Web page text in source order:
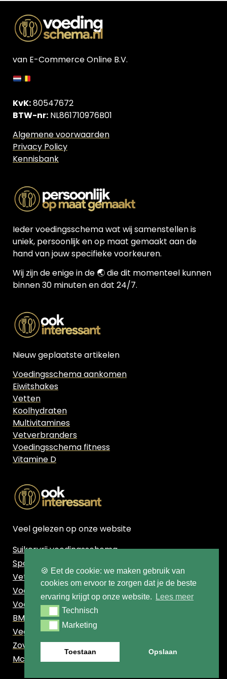
🍪 Eet de cookie: we maken gebruik van
cookies om ervoor te zorgen dat je de beste
ervaring krijgt op onze website.
Lees meer
TechnischTechnisch
MarketingMarketing
Toestaan Opslaan
van E-Commerce Online B.V.
KvK:80547672
BTW-nr: NL861710976B01
Algemene voorwaarden
Privacy Policy
Kennisbank
Ieder voedingsschema wat wij samenstellen is
uniek, persoonlijk en op maat gemaakt aan de
hand van jouw specifieke voorkeuren.
Wij zijn de enige in de 🌏 die dit momenteel kunnen
binnen 30 minuten en dat 24/7.
Nieuw geplaatste artikelen
Voedingsschema aankomen
Eiwitshakes
Vetten
Koolhydraten
Multivitamines
Vetverbranders
Voedingsschema fitness
Vitamine D
Veel gelezen op onze website
Suikervrij voedingsschema
Sport voedingsschema
Vetpercentage berekenen
Voedingsschema Afvallen
Voedingsschema Vrouw
BMI berekenen
Vegetarisch voedingsschema
Zoveel calorieën zitten er in deze populaire
McDonalds snacks!